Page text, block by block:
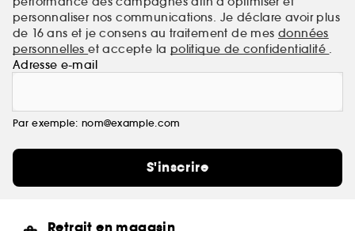
personnaliser nos communications. Je déclare avoir plus
de 16 ans et je consens au traitement de mes données
personnelleset accepte la politique de confidentialité .
Adresse e-mail
Par exemple: nom@example.com
S'inscrire